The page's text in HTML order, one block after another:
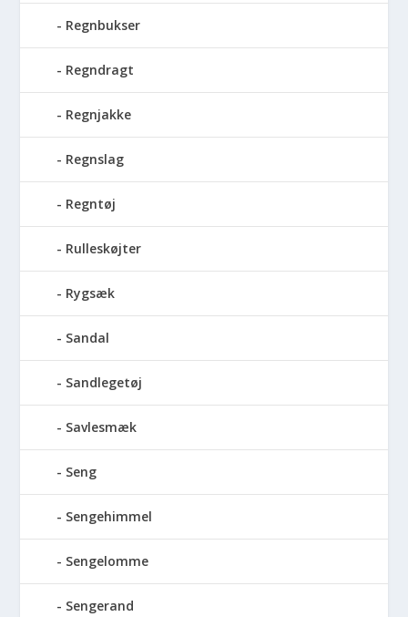
Regnbukser
Regndragt
Regnjakke
Regnslag
Regntøj
Rulleskøjter
Rygsæk
Sandal
Sandlegetøj
Savlesmæk
Seng
Sengehimmel
Sengelomme
Sengerand